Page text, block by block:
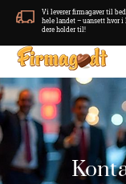
Vi leverer firmagaver til
hele landet – uansett hvor i
dere holder til!